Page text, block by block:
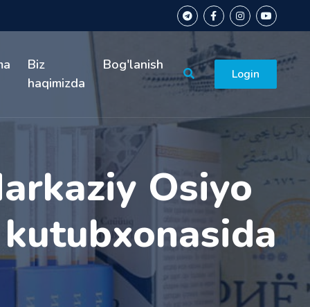
Biz
haqimizda
Bog'lanish
Login
Osiyo